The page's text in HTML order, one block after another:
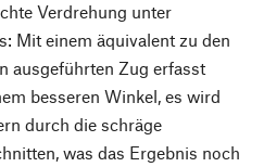
Verdrehung unter
Mit einem äquivalent zu den
ausgeführten Zug erfasst
besseren Winkel, es wird
durch die schräge
was das Ergebnis noch